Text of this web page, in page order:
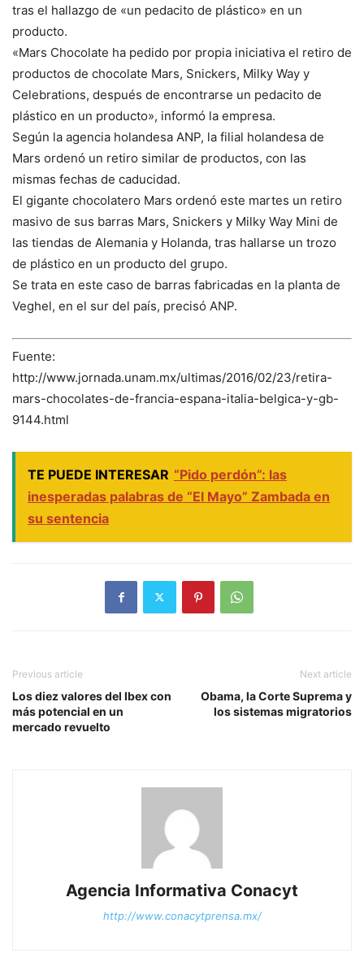
tras el hallazgo de «un pedacito de plástico» en un
producto.
«Mars Chocolate ha pedido por propia iniciativa el retiro de
productos de chocolate Mars, Snickers, Milky Way y
Celebrations, después de encontrarse un pedacito de
plástico en un producto», informó la empresa.
Según la agencia holandesa ANP, la filial holandesa de
Mars ordenó un retiro similar de productos, con las
mismas fechas de caducidad.
El gigante chocolatero Mars ordenó este martes un retiro
masivo de sus barras Mars, Snickers y Milky Way Mini de
las tiendas de Alemania y Holanda, tras hallarse un trozo
de plástico en un producto del grupo.
Se trata en este caso de barras fabricadas en la planta de
Veghel, en el sur del país, precisó ANP.
Fuente:
http://www.jornada.unam.mx/ultimas/2016/02/23/retira-
mars-chocolates-de-francia-espana-italia-belgica-y-gb-
9144.html
TE PUEDE INTERESAR “Pido perdón”: las
inesperadas palabras de “El Mayo” Zambada en
su sentencia
Previous article
Los diez valores del Ibex con
más potencial en un
mercado revuelto
Next article
Obama, la Corte Suprema y
los sistemas migratorios
Agencia Informativa Conacyt
http://www.conacytprensa.mx/